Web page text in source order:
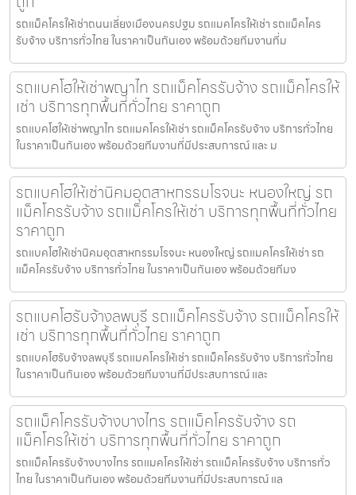
รถแม็คโครให้เช่าถนนเลี่ยงเมืองนครปฐม รถแมคโครให้เช่า รถแม็คโคร
รับจ้าง บริการทั่วไทย ในราคาเป็นกันเอง พร้อมด้วยทีมงานที่ม
รถแบคโฮให้เช่าพญาไท รถแม็คโครรับจ้าง รถแม็คโครให้
เช่า บริการทุกพื้นที่ทั่วไทย ราคาถูก
รถแบคโฮให้เช่าพญาไท รถแมคโครให้เช่า รถแม็คโครรับจ้าง บริการทั่วไทย
ในราคาเป็นกันเอง พร้อมด้วยทีมงานที่มีประสบการณ์ และ ม
รถแบคโฮให้เช่านิคมอุตสาหกรรมโรจนะ หนองใหญ่ รถ
แม็คโครรับจ้าง รถแม็คโครให้เช่า บริการทุกพื้นที่ทั่วไทย
ราคาถูก
รถแบคโฮให้เช่านิคมอุตสาหกรรมโรจนะ หนองใหญ่ รถแมคโครให้เช่า รถ
แม็คโครรับจ้าง บริการทั่วไทย ในราคาเป็นกันเอง พร้อมด้วยทีมง
รถแบคโฮรับจ้างลพบุรี รถแม็คโครรับจ้าง รถแม็คโครให้
เช่า บริการทุกพื้นที่ทั่วไทย ราคาถูก
รถแบคโฮรับจ้างลพบุรี รถแมคโครให้เช่า รถแม็คโครรับจ้าง บริการทั่วไทย
ในราคาเป็นกันเอง พร้อมด้วยทีมงานที่มีประสบการณ์ และ
รถแม็คโครรับจ้างบางไทร รถแม็คโครรับจ้าง รถ
แม็คโครให้เช่า บริการทุกพื้นที่ทั่วไทย ราคาถูก
รถแม็คโครรับจ้างบางไทร รถแมคโครให้เช่า รถแม็คโครรับจ้าง บริการทั่ว
ไทย ในราคาเป็นกันเอง พร้อมด้วยทีมงานที่มีประสบการณ์ แล